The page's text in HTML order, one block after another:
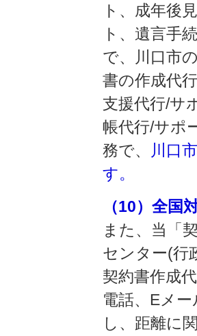
ト、成年後
ト、遺言手
で、川口市
書の作成代
支援代行/サ
帳代行/サポ
務で、
川口
す。
（10）全国
また、当「
センター(行
契約書作成
電話、Eメ
し、距離に